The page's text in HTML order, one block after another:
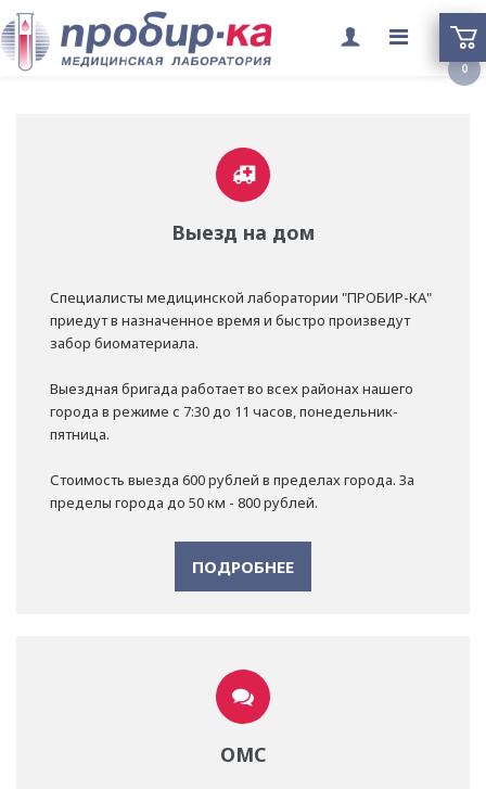
меню
Выезд на дом
Специалисты медицинской лаборатории "ПРОБИР-КА"
приедут в назначенное время и быстро произведут
забор биоматериала.
Выездная бригада работает во всех районах нашего
города в режиме с 7:30 до 11 часов, понедельник-
пятница.
Стоимость выезда 600 рублей в пределах города. За
пределы города до 50 км - 800 рублей.
ПОДРОБНЕЕ
ОМС
0